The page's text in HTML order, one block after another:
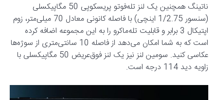
ناتینگ همچنین یک لنز تله‌فوتو پریسکوپی 50 مگاپیکسلی
(سنسور 1/2.75 اینچی) با فاصله کانونی معادل 70 میلی‌متر، زوم
اپتیکال 3 برابر و قابلیت تله‌ماکرو را به این مجموعه اضافه کرده
است که به شما امکان می‌دهد از فاصله 10 سانتی‌متری از سوژه‌ها
عکاسی کنید. سومین لنز نیز یک لنز فوق‌عریض 50 مگاپیکسلی با
زاویه دید 114 درجه است.